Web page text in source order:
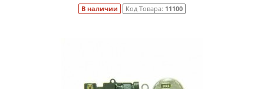
В наличии Код Товара: 11100